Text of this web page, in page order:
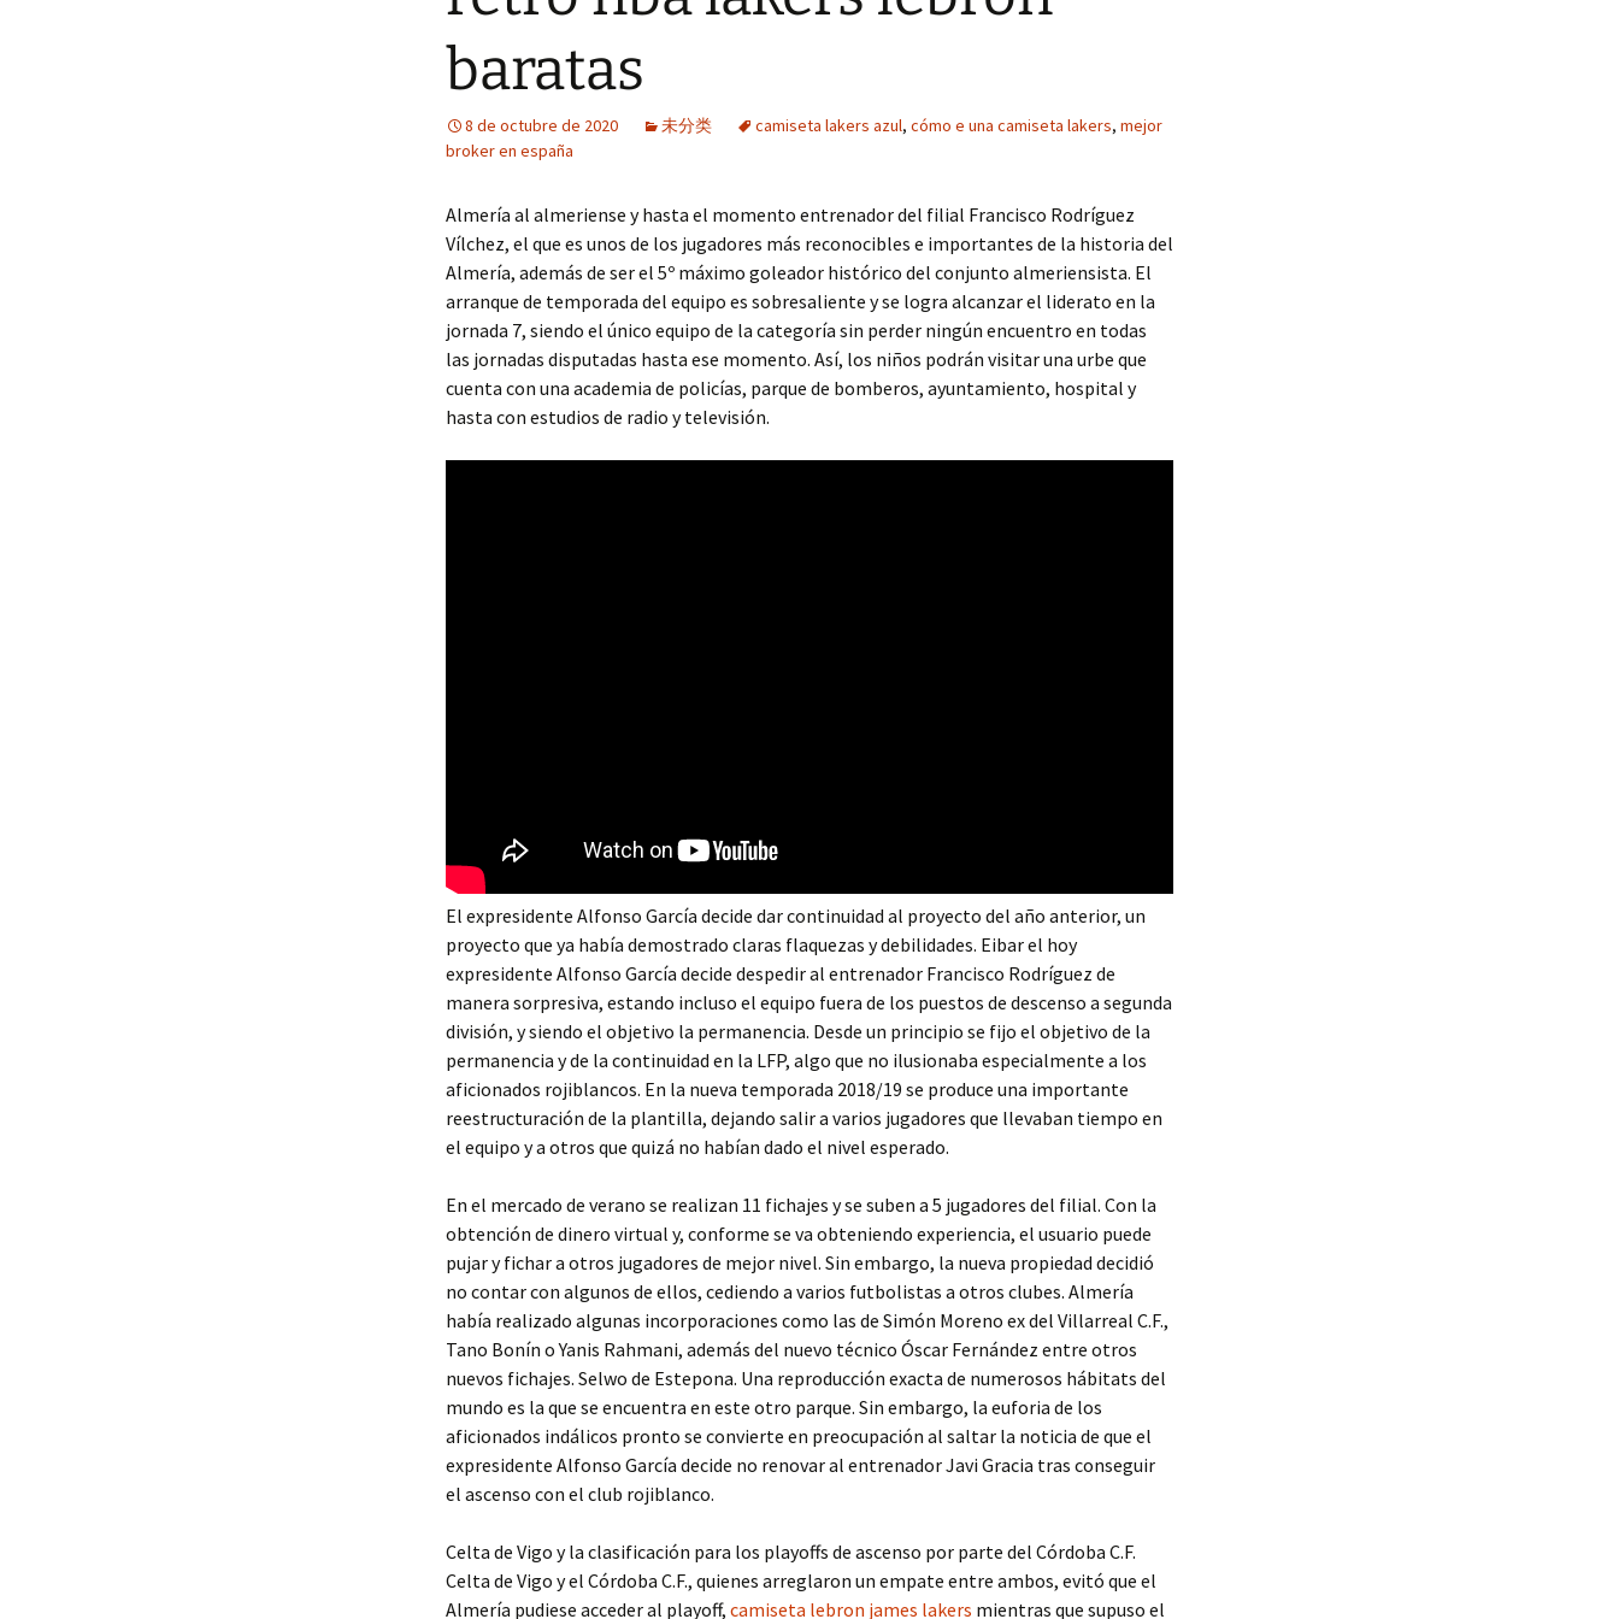
baratas
8 de octubre de 2020 未分类 camiseta lakers azul, cómo e una camiseta lakers, mejor
broker en españa
Almería al almeriense y hasta el momento entrenador del filial Francisco Rodríguez
Vílchez, el que es unos de los jugadores más reconocibles e importantes de la historia del
Almería, además de ser el 5º máximo goleador histórico del conjunto almeriensista. El
arranque de temporada del equipo es sobresaliente y se logra alcanzar el liderato en la
jornada 7, siendo el único equipo de la categoría sin perder ningún encuentro en todas
las jornadas disputadas hasta ese momento. Así, los niños podrán visitar una urbe que
cuenta con una academia de policías, parque de bomberos, ayuntamiento, hospital y
hasta con estudios de radio y televisión.
El expresidente Alfonso García decide dar continuidad al proyecto del año anterior, un
proyecto que ya había demostrado claras flaquezas y debilidades. Eibar el hoy
expresidente Alfonso García decide despedir al entrenador Francisco Rodríguez de
manera sorpresiva, estando incluso el equipo fuera de los puestos de descenso a segunda
división, y siendo el objetivo la permanencia. Desde un principio se fijo el objetivo de la
permanencia y de la continuidad en la LFP, algo que no ilusionaba especialmente a los
aficionados rojiblancos. En la nueva temporada 2018/19 se produce una importante
reestructuración de la plantilla, dejando salir a varios jugadores que llevaban tiempo en
el equipo y a otros que quizá no habían dado el nivel esperado.
En el mercado de verano se realizan 11 fichajes y se suben a 5 jugadores del filial. Con la
obtención de dinero virtual y, conforme se va obteniendo experiencia, el usuario puede
pujar y fichar a otros jugadores de mejor nivel. Sin embargo, la nueva propiedad decidió
no contar con algunos de ellos, cediendo a varios futbolistas a otros clubes. Almería
había realizado algunas incorporaciones como las de Simón Moreno ex del Villarreal C.F.,
Tano Bonín o Yanis Rahmani, además del nuevo técnico Óscar Fernández entre otros
nuevos fichajes. Selwo de Estepona. Una reproducción exacta de numerosos hábitats del
mundo es la que se encuentra en este otro parque. Sin embargo, la euforia de los
aficionados indálicos pronto se convierte en preocupación al saltar la noticia de que el
expresidente Alfonso García decide no renovar al entrenador Javi Gracia tras conseguir
el ascenso con el club rojiblanco.
Celta de Vigo y la clasificación para los playoffs de ascenso por parte del Córdoba C.F.
Celta de Vigo y el Córdoba C.F., quienes arreglaron un empate entre ambos, evitó que el
Almería pudiese acceder al playoff, camiseta lebron james lakers mientras que supuso el